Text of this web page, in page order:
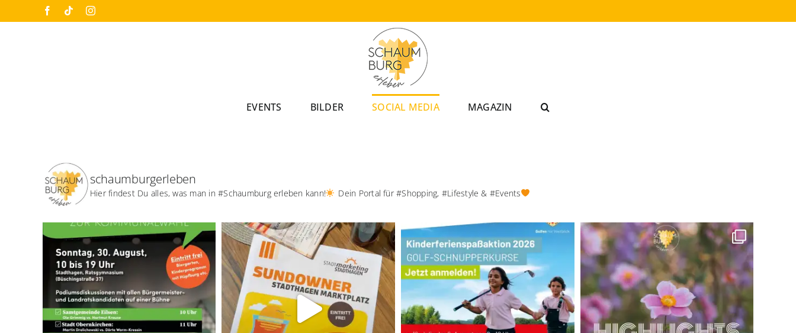
to
Facebook
TiktokInstagram
EVENTS BILDER SOCIAL MEDIA MAGAZIN
schaumburgerleben
Hier findest Du alles, was man in #Schaumburg erleben kann! Dein Portal für #Shopping, #Lifestyle & #Events